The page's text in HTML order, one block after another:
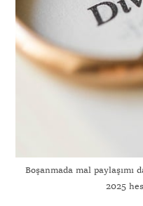
Boşanmada mal
2025